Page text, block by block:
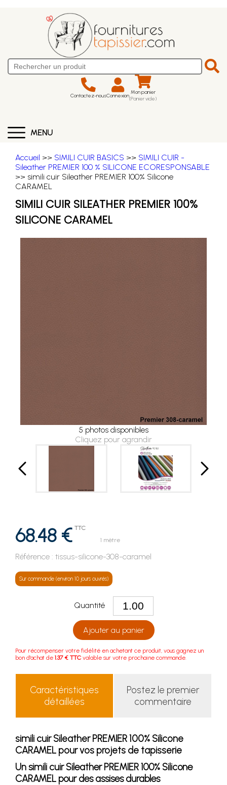
Contactez-nousConnexion Mon panier
(Panier vide)
MENU
Accueil >> SIMILI CUIR BASICS >> SIMILI CUIR -
Sileather PREMIER 100 % SILICONE ECORESPONSABLE
>> simili cuir Sileather PREMIER 100% Silicone
CARAMEL
SIMILI CUIR SILEATHER PREMIER 100%
SILICONE CARAMEL
5 photos disponibles
Cliquez pour agrandir
68.48 € TTC
1 mètre
Référence : tissus-silicone-308-caramel
Sur commande (environ 10 jours ouvrés)
Quantité
Ajouter au panier
Pour récompenser votre fidélité en achetant ce produit, vous gagnez un
bon d'achat de 1.37 € TTC valable sur votre prochaine commande.
Caractéristiques
détaillées
Postez le premier
commentaire
simili cuir Sileather PREMIER 100% Silicone
CARAMEL pour vos projets de tapisserie
Un simili cuir Sileather PREMIER 100% Silicone
CARAMEL pour des assises durables